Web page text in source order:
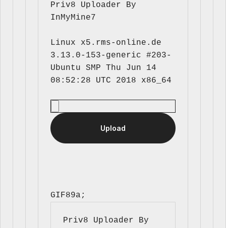
Priv8 Uploader By
InMyMine7
Linux x5.rms-online.de
3.13.0-153-generic #203-
Ubuntu SMP Thu Jun 14
GIF89a;
Priv8 Uploader By